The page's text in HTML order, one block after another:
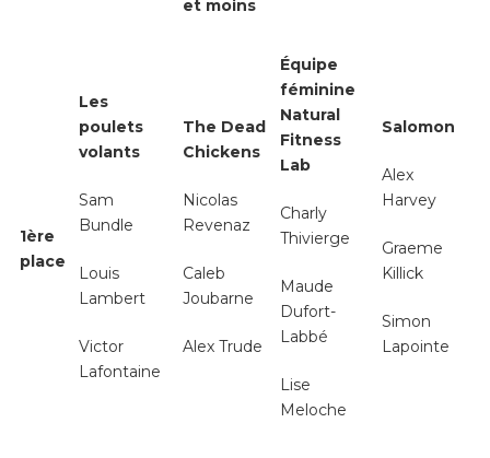
et moins
1ère
place
Les
poulets
volants
Sam
Bundle
Louis
Lambert
Victor
Lafontaine
The Dead
Chickens
Nicolas
Revenaz
Caleb
Joubarne
Alex Trude
Équipe
féminine
Natural
Fitness
Lab
Charly
Thivierge
Maude
Dufort-
Labbé
Lise
Meloche
Salomon
Alex
Harvey
Graeme
Killick
Simon
Lapointe